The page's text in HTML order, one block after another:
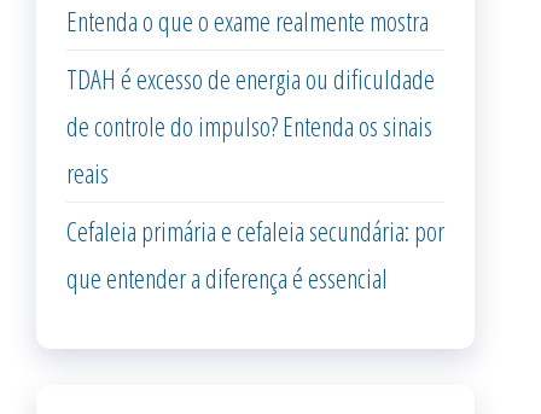
Entenda o que o exame realmente mostra
TDAH é excesso de energia ou dificuldade
de controle do impulso? Entenda os sinais
reais
Cefaleia primária e cefaleia secundária: por
que entender a diferença é essencial